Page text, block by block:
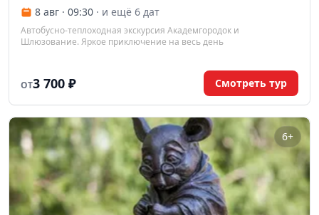
8 авг · 09:30 · и ещё 6 дат
Автобусно-теплоходная экскурсия Академгородок и
Шлюзование. Яркое приключение на весь день
ОТ3 700 ₽ Смотреть тур
6+